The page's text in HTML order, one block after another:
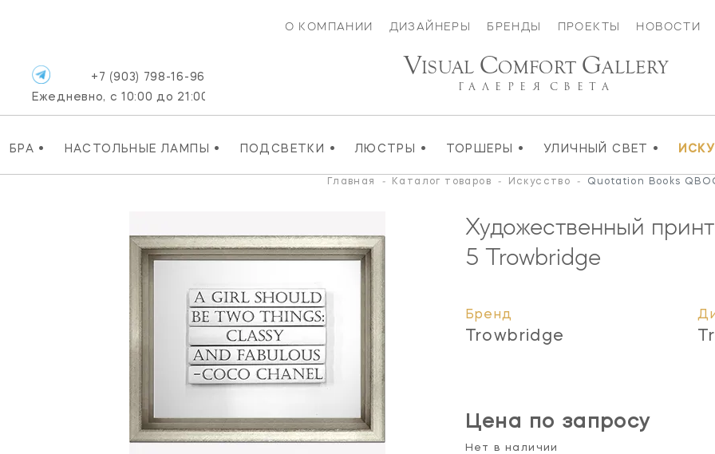
О КОМПАНИИ ДИЗАЙНЕРЫ БРЕНДЫ ПРОЕКТЫ НОВОСТИ
БРА • НАСТОЛЬНЫЕ ЛАМПЫ • ПОДСВЕТКИ • ЛЮСТРЫ • ТОРШЕРЫ • УЛИЧНЫЙ СВЕТ •
+7 (903) 798-16-96
Ежедневно, с 10:00 до 21:00
VISUAL COMFORT GALLERY
ГАЛЕРЕЯ СВЕТА
Главная - Каталог товаров - Искусство - Quotation Books
Художественный
5 Trowbridge
Бренд
Trowbridge
Цена по запросу
Нет в наличии